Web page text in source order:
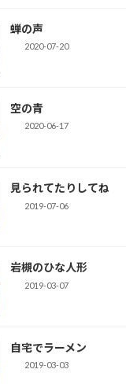
蝉の声
2020-07-20
空の青
2020-06-17
見られてたりしてね
2019-07-06
岩槻のひな人形
2019-03-07
自宅でラーメン
2019-03-03